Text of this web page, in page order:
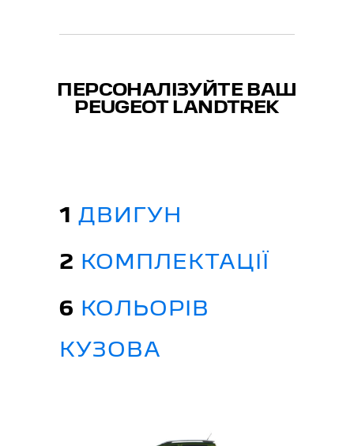
ПЕРСОНАЛІЗУЙТЕ ВАШ
PEUGEOT LANDTREK
1 ДВИГУН
2 КОМПЛЕКТАЦІЇ
6 КОЛЬОРІВ
КУЗОВА